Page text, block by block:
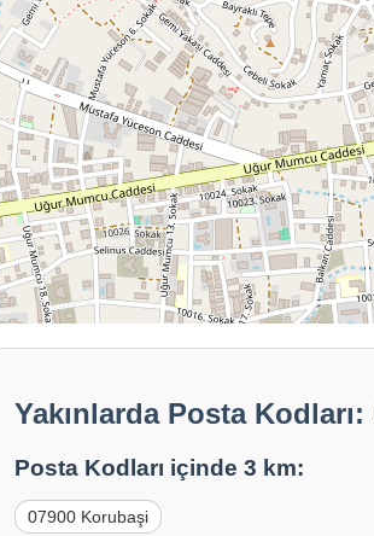
Yakınlarda Posta
Posta Kodları içinde 3 km:
07900 Korubaşi